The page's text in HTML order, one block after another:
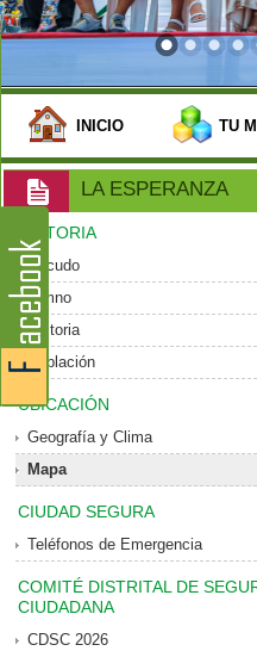
INICIO TU
LA ESPERANZA
HISTORIA
Escudo
Himno
Historia
Población
UBICACIÓN
Geografía y Clima
Mapa
CIUDAD SEGURA
Teléfonos de Emergencia
COMITÉ DISTRITAL DE
CIUDADANA
CDSC 2026